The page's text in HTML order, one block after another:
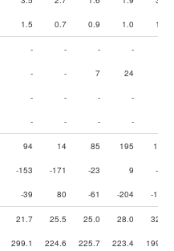
1.5 0.7 0.9 1.0 1.5
- - - -
- - 7 24
- - - -
- - - -
94 14 85 195 134
-153 -171 -23 9 -25
-39 80 -61 -204 -135
21.7 25.5 25.0 28.0 32.5
299.1 224.6 225.7 223.4 199.6